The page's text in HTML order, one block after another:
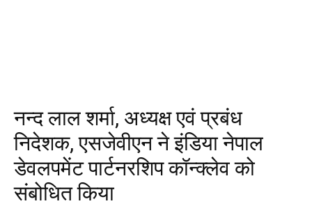
नन्‍द लाल शर्मा, अध्‍यक्ष एवं प्रबंध
निदेशक, एसजेवीएन ने इंडिया नेपाल
डेवलपमेंट पार्टनरशिप कॉन्क्लेव को
संबोधित किया